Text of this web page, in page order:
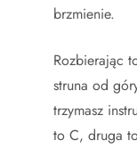
brzmienie.
Rozbierając
struna od
trzymasz
to C, druga